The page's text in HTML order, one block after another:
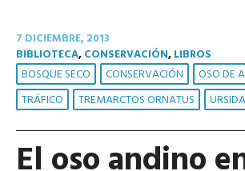
7 DICIEMBRE, 2013
BIBLIOTECA,CONSERVACIÓN,LIBROS
BOSQUE SECO CONSERVACIÓN OSO DE
TRÁFICO
TREMARCTOS ORNATUS